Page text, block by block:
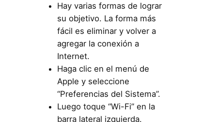
Hay varias formas de lograr
su objetivo. La forma más
fácil es eliminar y volver a
agregar la conexión a
Internet.
Haga clic en el menú de
Apple y seleccione
“Preferencias del Sistema”.
Luego toque “Wi-Fi” en la
barra lateral izquierda.